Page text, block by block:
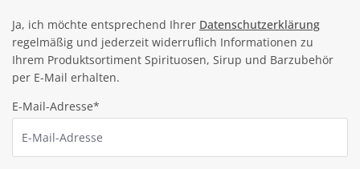
Ja, ich möchte entsprechend Ihrer Datenschutzerklärung
regelmäßig und jederzeit widerruflich Informationen zu
Ihrem Produktsortiment Spirituosen, Sirup und Barzubehör
per E-Mail erhalten.
E-Mail-Adresse*